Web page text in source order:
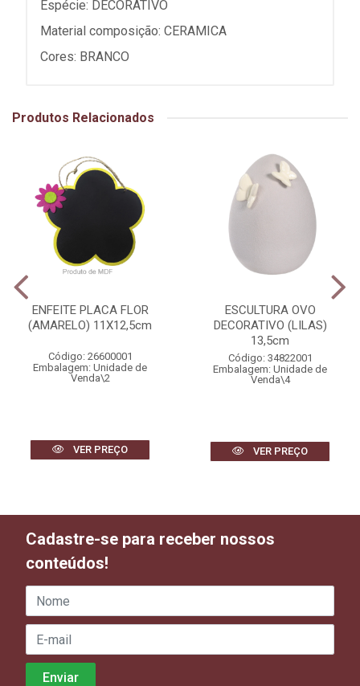
Espécie: DECORATIVO
Material composição: CERAMICA
Cores: BRANCO
Produtos Relacionados
ENFEITE PLACA FLOR
(AMARELO) 11X12,5cm
Código: 26600001
Embalagem: Unidade de
Venda\2
VER PREÇO
ESCULTURA OVO
DECORATIVO (LILAS)
13,5cm
Código: 34822001
Embalagem: Unidade de
Venda\4
VER PREÇO
Cadastre-se para receber nossos
conteúdos!